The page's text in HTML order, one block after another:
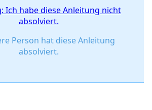
Ich habe diese Anleitung nicht
absolviert.
Person hat diese Anleitung
absolviert.